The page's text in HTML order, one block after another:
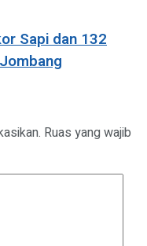
Sapi dan 132
Ruas yang wajib